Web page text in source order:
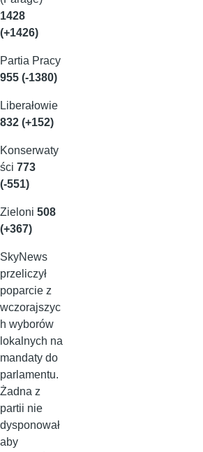
1428
(+1426)
Partia Pracy
955 (-1380)
Liberałowie
832 (+152)
Konserwaty
ści 773
(-551)
Zieloni 508
(+367)
SkyNews
przeliczył
poparcie z
wczorajszyc
h wyborów
lokalnych na
mandaty do
parlamentu.
Żadna z
partii nie
dysponował
aby